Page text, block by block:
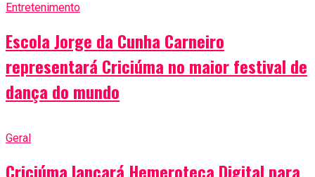
Entretenimento
Escola Jorge da Cunha Carneiro
representará Criciúma no maior festival de
dança do mundo
Geral
Criciúma lançará Hemeroteca Digital para